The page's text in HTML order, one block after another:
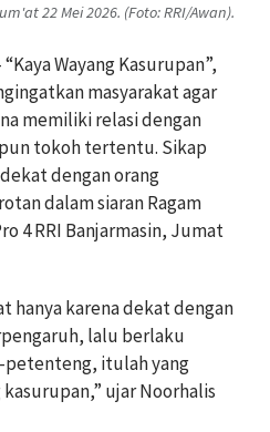
22 Mei 2026. (Foto: RRI/Awan).
Wayang Kasurupan”,
masyarakat agar
memiliki relasi dengan
tokoh tertentu. Sikap
dengan orang
dalam siaran Ragam
4 RRI Banjarmasin, Jumat
hanya karena dekat dengan
lalu berlaku
petenteng, itulah yang
ujar Noorhalis